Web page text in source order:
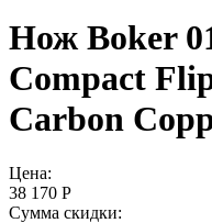
Нож Boker
Compact
Carbon
Цена:
38 170 Р
Сумма скидки: